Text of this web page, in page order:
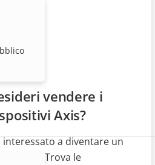
vendere i
Axis?
interessato a diventare un
Trova le